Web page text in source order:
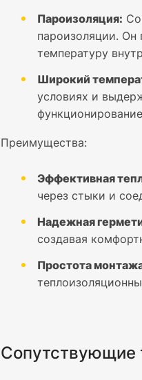
Пароизоляция:
пароизоляции. Он
температуру
Широкий
условиях и
Преимущества:
Эффективная
через стыки и
Надежная
создавая
Простота
Сопутствующие